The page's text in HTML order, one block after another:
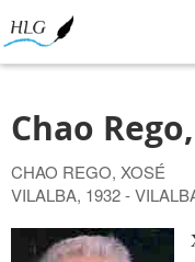
Chao
CHAO REGO, XOSÉ
VILALBA, 1932 -